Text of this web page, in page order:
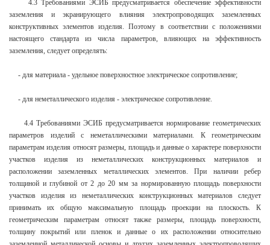
4.3 Требованиями ЭСИБ предусматривается обеспечение эффективности
заземления и экранирующего влияния электропроводящих заземленных
конструктивных элементов изделия. Поэтому в соответствии с положениями
настоящего стандарта из числа параметров, влияющих на эффективность
заземления, следует определять:
- для материала - удельное поверхностное электрическое сопротивление;
- для неметаллического изделия - электрическое сопротивление.
4.4 Требованиями ЭСИБ предусматривается нормирование геометрических
параметров изделий с неметаллическими материалами. К геометрическим
параметрам изделия относят размеры, площадь и данные о характере поверхности
участков изделия из неметаллических конструкционных материалов и
расположении заземленных металлических элементов. При наличии ребер
толщиной и глубиной от 2 до 20 мм за нормированную площадь поверхности
участков изделия из неметаллических конструкционных материалов следует
принимать их общую максимальную площадь проекции на плоскость. К
геометрическим параметрам относят также размеры, площадь поверхности,
толщину покрытий или пленок и данные о их расположении относительно